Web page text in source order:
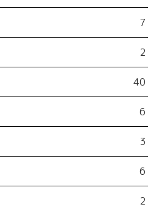
7
2
40
6
3
6
2